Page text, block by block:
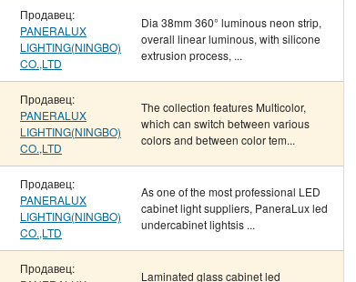
Продавец:
PANERALUX
LIGHTING(NINGBO)
CO.,LTD
Dia 38mm 360° luminous neon strip,
overall linear luminous, with silicone
extrusion process, ...
Продавец:
PANERALUX
LIGHTING(NINGBO)
CO.,LTD
The collection features Multicolor,
which can switch between various
colors and between color tem...
Продавец:
PANERALUX
LIGHTING(NINGBO)
CO.,LTD
As one of the most professional LED
cabinet light suppliers, PaneraLux led
undercabinet lightsis ...
Продавец:
Laminated glass cabinet led